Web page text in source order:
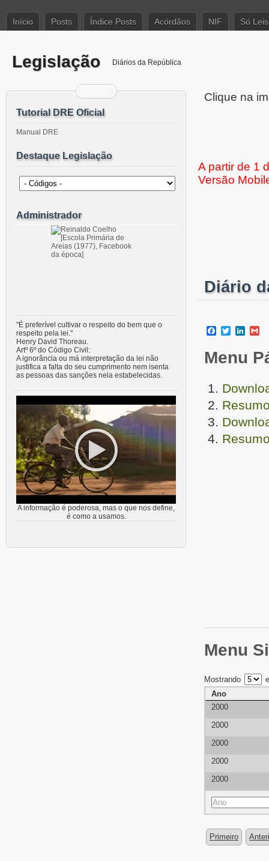
Início Posts Índice Posts Acórdãos NIF Só Leis
Legislação Diários da República
Clique na
A partir de 1
Versão
Diário
Facebook
Twitter
Menu
Menu
Mostrando
Ano
2000
2000
2000
2000
2000
Primeiro
Tutorial DRE Oficial
Manual DRE
Destaque Legislação
Administrador
"É preferível cultivar o respeito do bem que o
respeito pela lei."
Henry David Thoreau.
Artº 6º do Código Civil:
A ignorância ou má interpretação da lei não
justifica a falta do seu cumprimento nem isenta
as pessoas das sanções nela estabelecidas.
A informação é poderosa, mas o que nos define,
é como a usamos.